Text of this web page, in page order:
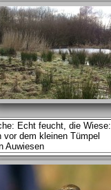
Echt feucht, die Wiese:
vor dem kleinen Tümpel
Auwiesen